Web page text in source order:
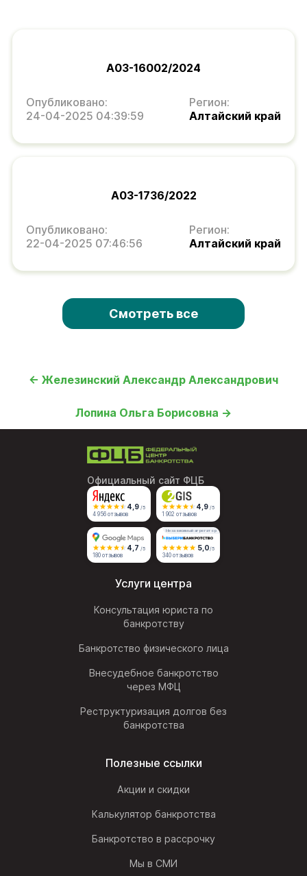
А03-16002/2024
Опубликовано:
24-04-2025 04:39:59
Регион:
Алтайский край
А03-1736/2022
Опубликовано:
22-04-2025 07:46:56
Регион:
Алтайский край
Смотреть все
← Железинский Александр Александрович
Лопина Ольга Борисовна →
Официальный сайт ФЦБ
4,9 /5
4 956 отзывов
4,9 /5
1 902 отзывов
4,7 /5
180 отзывов
Независимый агрегатор
5,0/5
340 отзывов
Услуги центра
Консультация юриста по
банкротству
Банкротство физического лица
Внесудебное банкротство
через МФЦ
Реструктуризация долгов без
банкротства
Полезные ссылки
Акции и скидки
Калькулятор банкротства
Банкротство в рассрочку
Мы в СМИ